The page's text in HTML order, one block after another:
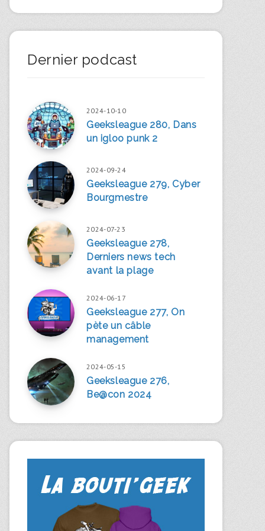
Dernier podcast
2024-10-10
Geeksleague 280, Dans
un igloo punk 2
2024-09-24
Geeksleague 279, Cyber
Bourgmestre
2024-07-23
Geeksleague 278,
Derniers news tech
avant la plage
2024-06-17
Geeksleague 277, On
pète un câble
management
2024-05-15
Geeksleague 276,
Be@con 2024